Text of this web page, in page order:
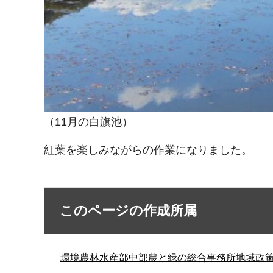
（11月の白旗池）
紅葉を楽しみながらの作業になりました。
このページの作成所属
環境農林水産部中部農と緑の総合事務所地域政